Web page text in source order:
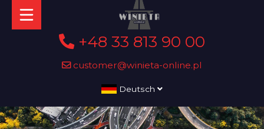
+48 33 813 90 00
customer@winieta-online.pl
Deutsch